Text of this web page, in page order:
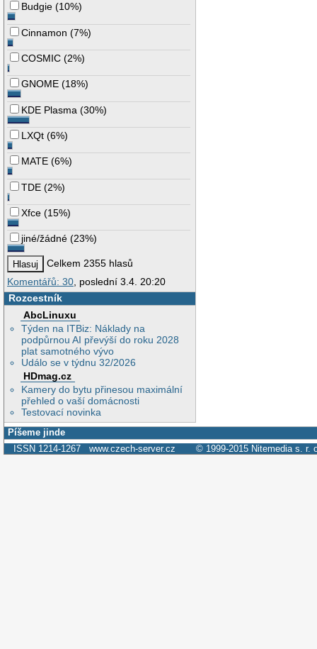
Budgie (10%)
Cinnamon (7%)
COSMIC (2%)
GNOME (18%)
KDE Plasma (30%)
LXQt (6%)
MATE (6%)
TDE (2%)
Xfce (15%)
jiné/žádné (23%)
Celkem 2355 hlasů
Komentářů: 30 , poslední 3.4. 20:20
Rozcestník
AbcLinuxu
Týden na ITBiz: Náklady na
podpůrnou AI převýší do roku 2028
plat samotného vývo
Událo se v týdnu 32/2026
HDmag.cz
Kamery do bytu přinesou maximální
přehled o vaší domácnosti
Testovací novinka
Píšeme jinde
ISSN 1214-1267 www.czech-server.cz © 1999-2015 Nitemedia s. r.